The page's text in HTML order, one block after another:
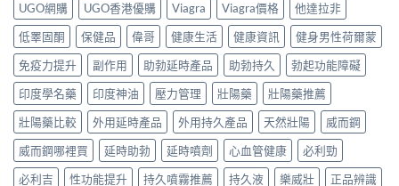
UGO網購
UGO香港優購 Viagra Viagra價格
他達拉非
低睪固酮
保健品 偉哥 健康生活 健康資訊
健身男性荷爾蒙
免疫力提升
副作用 助勃延時產品 助勃持久
勃起功能障礙
印度學名藥
印度神油 壓力管理 壯陽藥
壯陽藥推薦
壯陽藥比較
外用延時產品 外用持久產品 天然壯陽
威而鋼
威而鋼哪裡買
延時助勃 延時噴劑 心血管健康
必利勁
必利吉
性功能提升 持久噴霧推薦 持久液 樂威壯 正品辨識